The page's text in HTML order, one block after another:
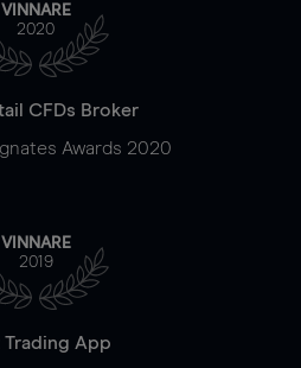
VINNARE
2020
CFDs Broker
Awards 2020
VINNARE
2019
Trading App